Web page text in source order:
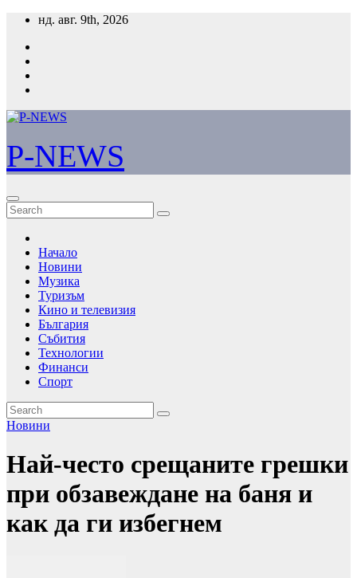
Skip
content
нд. авг. 9th, 2026
P-NEWS
Начало
Новини
Музика
Туризъм
Кино и телевизия
България
Събития
Технологии
Финанси
Спорт
Новини
Най-често срещаните грешки
при обзавеждане на баня и
как да ги избегнем